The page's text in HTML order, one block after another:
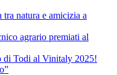
tra natura e amicizia a
agrario premiati al
di Todi al Vinitaly 2025!